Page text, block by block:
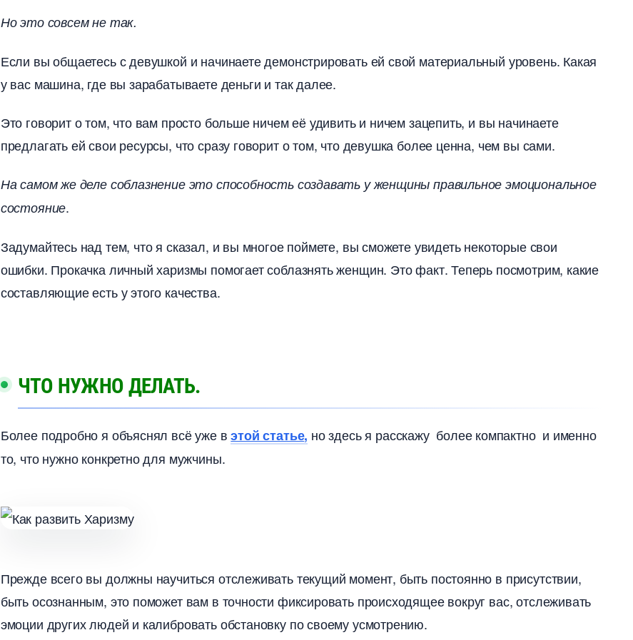
Но это совсем не так.
Если вы общаетесь с девушкой и начинаете демонстрировать ей свой материальный уровень. Какая
у вас машина, где вы зарабатываете деньги и так далее.
Это говорит о том, что вам просто больше ничем её удивить и ничем зацепить, и вы начинаете
предлагать ей свои ресурсы, что сразу говорит о том, что девушка более ценна, чем вы сами.
На самом же деле соблазнение это способность создавать у женщины правильное эмоциональное
состояние.
Задумайтесь над тем, что я сказал, и вы многое поймете, вы сможете увидеть некоторые свои
ошибки. Прокачка личный харизмы помогает соблазнять женщин. Это факт. Теперь посмотрим, какие
составляющие есть у этого качества.
ЧТО НУЖНО ДЕЛАТЬ.
Более подробно я объяснял всё ужеэтой статье, но здесь я расскажу более компактно и именно
то, что нужно конкретно для мужчины.
Прежде всего вы должны научиться отслеживать текущий момент, быть постоянно в присутствии,
ыть осознанным, это поможет вам в точности фиксировать происходящее вокруг вас, отслеживать
эмоции других людей и калибровать обстановку по своему усмотрению.